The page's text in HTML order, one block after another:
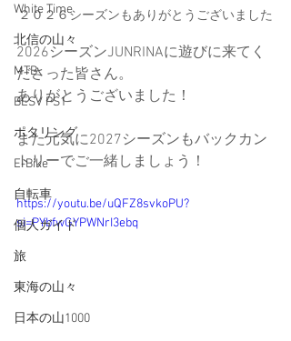
White Time
北信の山々
MTB
BESV PS1
ポタリング
E-Bike
自転車
個人ガイド
旅
東海の山々
日本の山1000
２０２６シーズンもありがとうございました
2026シーズンJUNRINAに遊びに来てく
ださった皆さん。
ありがとうございました！
また元気に2027シーズンもバックカン
トリーでご一緒しましょう！
https://youtu.be/uQFZ8svkoPU?
si=PYbfwGYPWNrI3ebq